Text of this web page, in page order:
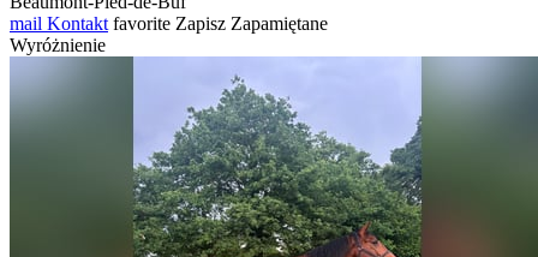
mail Kontakt favorite Zapisz Zapamiętane
Wyróżnienie